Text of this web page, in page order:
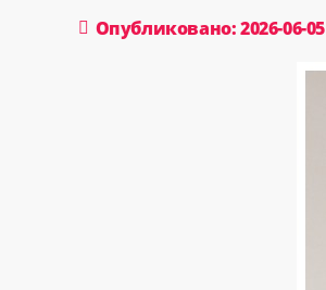
Опубликовано: 2026-06-05